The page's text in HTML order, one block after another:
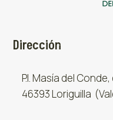
Dirección
P.I. Masía del Conde,
46393 Loriguilla